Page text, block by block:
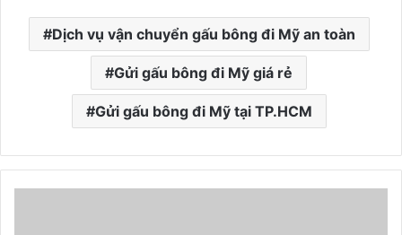
Dịch vụ vận chuyển gấu bông đi Mỹ an toàn
Gửi gấu bông đi Mỹ giá rẻ
Gửi gấu bông đi Mỹ tại TP.HCM